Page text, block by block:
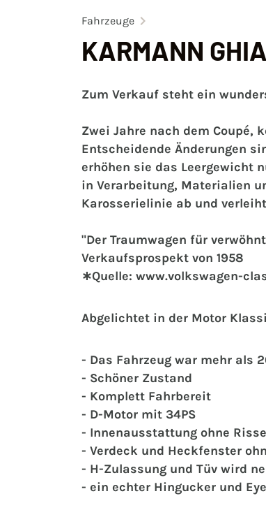
Fahrzeuge
KARMANN
Zum Verkauf steht ein
Zwei Jahre nach dem Coupé,
Entscheidende Änderungen
erhöhen sie das Leergewicht
in Verarbeitung, Materialien
Karosserielinie ab und
"Der Traumwagen für
Verkaufsprospekt von 1958
∗Quelle: www.volkswagen-
Abgelichtet in der Motor
- Das Fahrzeug war mehr als
- Schöner Zustand
- Komplett Fahrbereit
- D-Motor mit 34PS
- Innenausstattung ohne
- Verdeck und Heckfenster
- H-Zulassung und Tüv wird
- ein echter Hingucker und